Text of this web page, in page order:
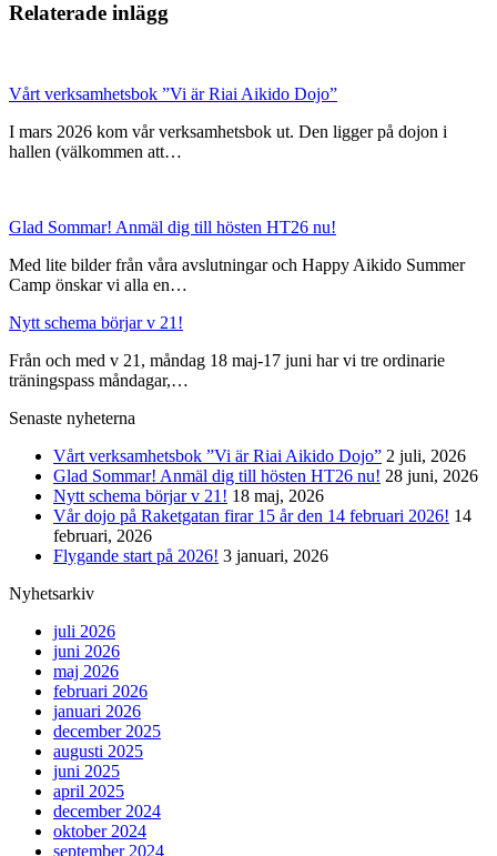
Relaterade inlägg
Vårt verksamhetsbok ”Vi är Riai Aikido Dojo”
I mars 2026 kom vår verksamhetsbok ut. Den ligger på dojon i
hallen (välkommen att…
Glad Sommar! Anmäl dig till hösten HT26 nu!
Med lite bilder från våra avslutningar och Happy Aikido Summer
Camp önskar vi alla en…
Nytt schema börjar v 21!
Från och med v 21, måndag 18 maj-17 juni har vi tre ordinarie
träningspass måndagar,…
Senaste nyheterna
Vårt verksamhetsbok ”Vi är Riai Aikido Dojo” 2 juli, 2026
Glad Sommar! Anmäl dig till hösten HT26 nu! 28 juni, 2026
Nytt schema börjar v 21! 18 maj, 2026
Vår dojo på Raketgatan firar 15 år den 14 februari 2026! 14
februari, 2026
Flygande start på 2026! 3 januari, 2026
Nyhetsarkiv
juli 2026
juni 2026
maj 2026
februari 2026
januari 2026
december 2025
augusti 2025
juni 2025
april 2025
december 2024
oktober 2024
september 2024